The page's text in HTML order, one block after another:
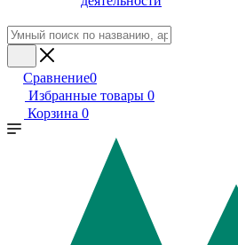
Сравнение0
Избранные товары 0
Корзина 0